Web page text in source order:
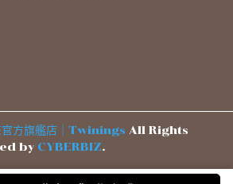
官方旗艦店｜Twinings All Rights
by CYBERBIZ.